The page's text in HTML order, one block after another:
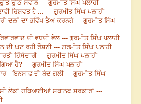
ਉੱਠੇ ਸਵਾਲ --- ਗੁਰਮੀਤ ਸਿੰਘ ਪਲਾਹੀ
ਰਿਸ਼ਵਤ ਹੈ ... --- ਗੁਰਮੀਤ ਸਿੰਘ ਪਲਾਹੀ
ਦਲਾਂ ਦਾ ਭਵਿੱਖ ਤੈਅ ਕਰਨਗੇ --- ਗੁਰਮੀਤ ਸਿੰਘ
ਦੀ ਵਧਦੀ ਵੇਲ --- ਗੁਰਮੀਤ ਸਿੰਘ ਪਲਾਹੀ
ਘਟ ਰਹੀ ਰੌਸ਼ਨੀ --- ਗੁਰਮੀਤ ਸਿੰਘ ਪਲਾਹੀ
ਹਿੱਸੇਦਾਰੀ --- ਗੁਰਮੀਤ ਸਿੰਘ ਪਲਾਹੀ
ਹੈ? --- ਗੁਰਮੀਤ ਸਿੰਘ ਪਲਾਹੀ
- ਇਨਸਾਫ ਦੀ ਬੰਦ ਗਲੀ --- ਗੁਰਮੀਤ ਸਿੰਘ
ਲੋਕਾਂ ਹਥਿਆਈਆਂ ਸਥਾਨਕ ਸਰਕਾਰਾਂ ---